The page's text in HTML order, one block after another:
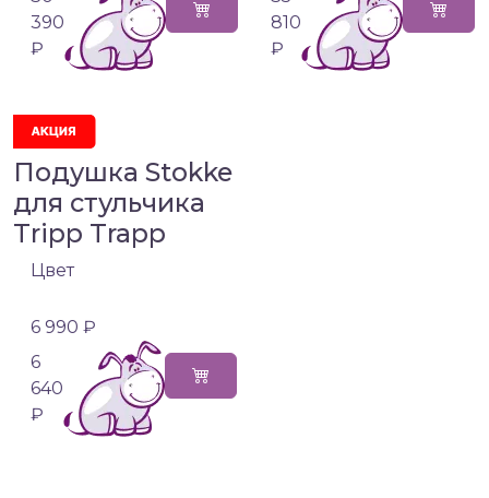
390
₽
810
₽
Подушка Stokke
для стульчика
Tripp Trapp
Цвет
6 990 ₽
6
640
₽